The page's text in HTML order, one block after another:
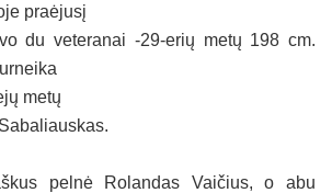
praėjusį
du veteranai -29-erių metų 198 cm.
metų
pelnė Rolandas Vaičius, o abu